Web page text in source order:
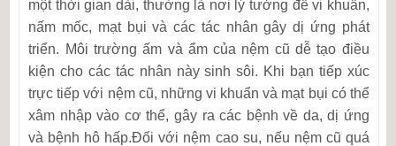
một thời gian dài, thường là nơi lý tưởng để vi khuẩn,
nấm mốc, mạt bụi và các tác nhân gây dị ứng phát
triển. Môi trường ấm và ẩm của nệm cũ dễ tạo điều
kiện cho các tác nhân này sinh sôi. Khi bạn tiếp xúc
trực tiếp với nệm cũ, những vi khuẩn và mạt bụi có thể
xâm nhập vào cơ thể, gây ra các bệnh về da, dị ứng
và bệnh hô hấp.Đối với nệm cao su, nếu nệm cũ quá